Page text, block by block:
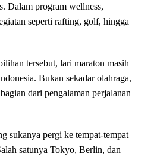
Dalam program wellness,
seperti rafting, golf, hingga
tersebut, lari maraton masih
Bukan sekadar olahraga,
dari pengalaman perjalanan
sukanya pergi ke tempat-tempat
satunya Tokyo, Berlin, dan